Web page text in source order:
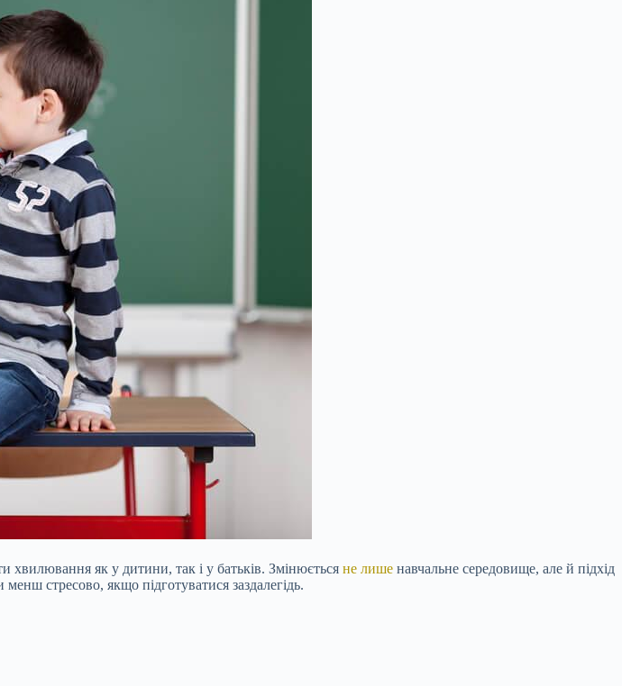
як у дитини, так і у батьків. Змінюється не лише навчальне середовище, але й підхід
стресово, якщо підготуватися заздалегідь.